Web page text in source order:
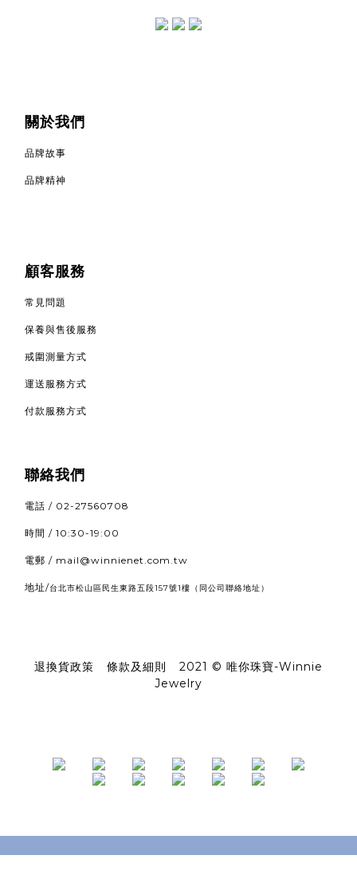
關於我們
品牌故事
品牌精神
顧客服務
常見問題
保養與售後服務
戒圍測量方式
運送服務方式
付款服務方式
聯絡我們
電話 / 02-27560708
時間 / 10:30-19:00
電郵 / mail@winnienet.com.tw
地址/台北市松山區民生東路五段157號1樓 （同公司聯絡地址）
退換貨政策 條款及細則
2021 © 唯你珠寶-Winnie
Jewelry